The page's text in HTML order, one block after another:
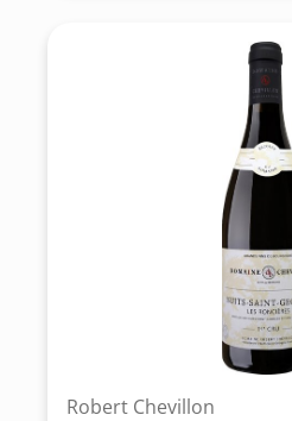
Robert Chevillon